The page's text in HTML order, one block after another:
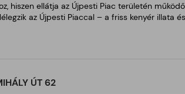
hiszen ellátja az Újpesti Piac területén
az Újpesti Piaccal – a friss kenyér illata
ÚT 62